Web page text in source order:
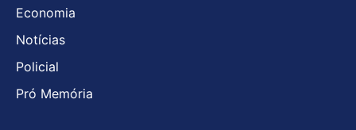
Economia
Notícias
Policial
Pró Memória